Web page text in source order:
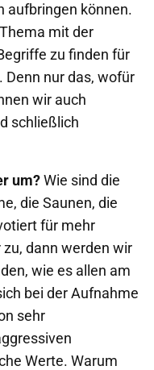
aufbringen können.
mit der
zu finden für
nur das, wofür
wir auch
schließlich
um?Wie sind die
die Saunen, die
für mehr
dann werden wir
wie es allen am
bei der Aufnahme
sehr
Werte. Warum